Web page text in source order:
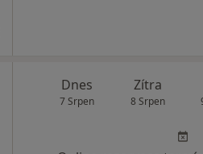
Dnes
7 Srpen
Zítra
8 Srpen